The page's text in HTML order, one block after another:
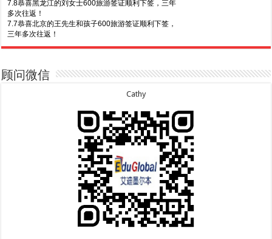
7.29恭喜日本的Motegi女士485工作签证顺利下签！
7.28恭喜山东的李先生189技术移民签证顺利下签！
7.24恭喜辽宁的蔡同学500学生签证顺利下签！
7.22恭喜安徽的吴先生190技术移民签证顺利下签！
7.22恭喜尼泊尔的Shrestha先生491州担保签证顺利
7.8恭喜黑龙江的刘女士600旅游签证顺利下签，三年
多次往返！
7.7恭喜北京的王先生和孩子600旅游签证顺利下签，
三年多次往返！
of Science offer!
7.1恭喜辽宁的穆先生600旅游签证顺利下签，一年多
次往返！
6.30恭喜马来西亚的YAP先生夫妇482签证顺利下
6.30恭喜新疆的赵女士155居住返回签证顺利下签！
6.30恭喜江苏的万女士夫妇870签证顺利下签！
6.24恭喜河北的张同学500学生签证顺利下签！
6.24恭喜山东的胡女士600旅游签证顺利下签，三年
顾问微信
Cathy